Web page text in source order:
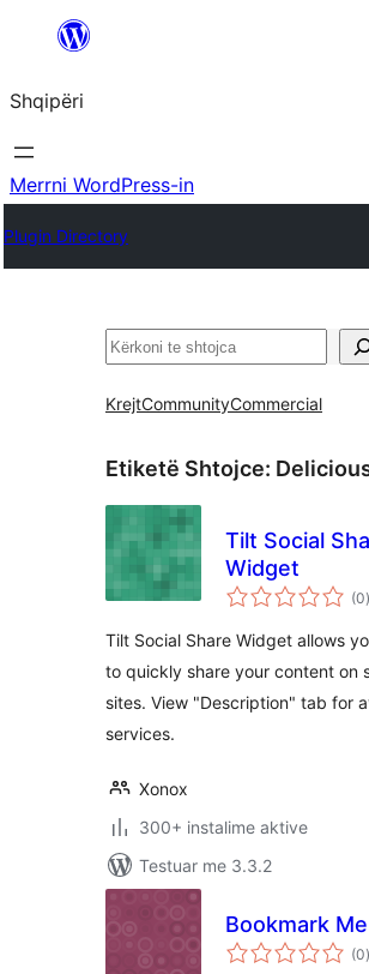
Hidhu
lënda
Shqipëri
Merrni WordPress-in
Plugin Directory
Kërko
KrejtCommunityCommercial
Etiketë Shtojce:
Tilt Social
Widget
(0)
Tilt Social Share Widget allows
to quickly share your content on
sites. View "Description" tab for
services.
Xonox
300+ instalime aktive
Testuar me 3.3.2
Bookmark Me
(0)